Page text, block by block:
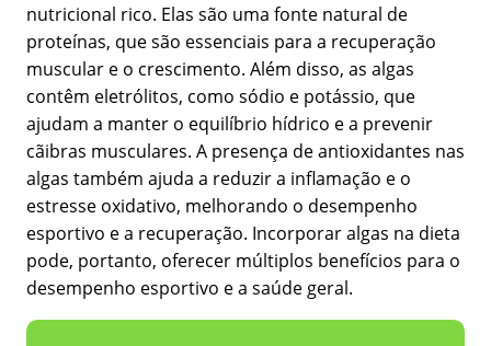
nutricional rico. Elas são uma fonte natural de
proteínas, que são essenciais para a recuperação
muscular e o crescimento. Além disso, as algas
contêm eletrólitos, como sódio e potássio, que
ajudam a manter o equilíbrio hídrico e a prevenir
cãibras musculares. A presença de antioxidantes nas
algas também ajuda a reduzir a inflamação e o
estresse oxidativo, melhorando o desempenho
esportivo e a recuperação. Incorporar algas na dieta
pode, portanto, oferecer múltiplos benefícios para o
desempenho esportivo e a saúde geral.